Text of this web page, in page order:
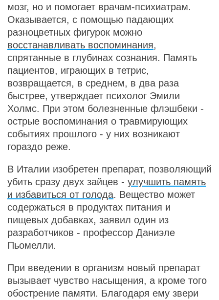
мозг, но и помогает врачам-психиатрам.
Оказывается, с помощью падающих
разноцветных фигурок можно
восстанавливать воспоминания,
спрятанные в глубинах сознания. Память
пациентов, играющих в тетрис,
возвращается, в среднем, в два раза
быстрее, утверждает психолог Эмили
Холмс. При этом болезненные флэшбеки -
острые воспоминания о травмирующих
событиях прошлого - у них возникают
гораздо реже.
В Италии изобретен препарат, позволяющий
убить сразу двух зайцев - улучшить память
и избавиться от голода. Вещество может
содержаться в продуктах питания и
пищевых добавках, заявил один из
разработчиков - профессор Даниэле
Пьомелли.
При введении в организм новый препарат
вызывает чувство насыщения, а кроме того
обострение памяти. Благодаря ему звери